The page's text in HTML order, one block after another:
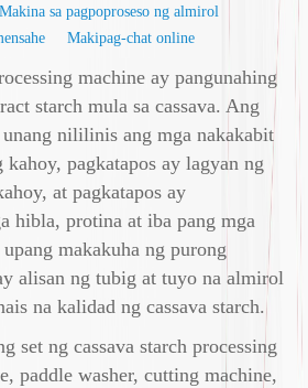
Makina sa pagpoproseso ng almirol
Makipag-chat online
machine ay pangunahing
starch mula sa cassava. Ang
nililinis ang mga nakakabit
pagkatapos ay lagyan ng
at pagkatapos ay
hibla, protina at iba pang mga
makakuha ng purong
alisan ng tubig at tuyo na almirol
na kalidad ng cassava starch.
set ng cassava starch processing
paddle washer, cutting machine,